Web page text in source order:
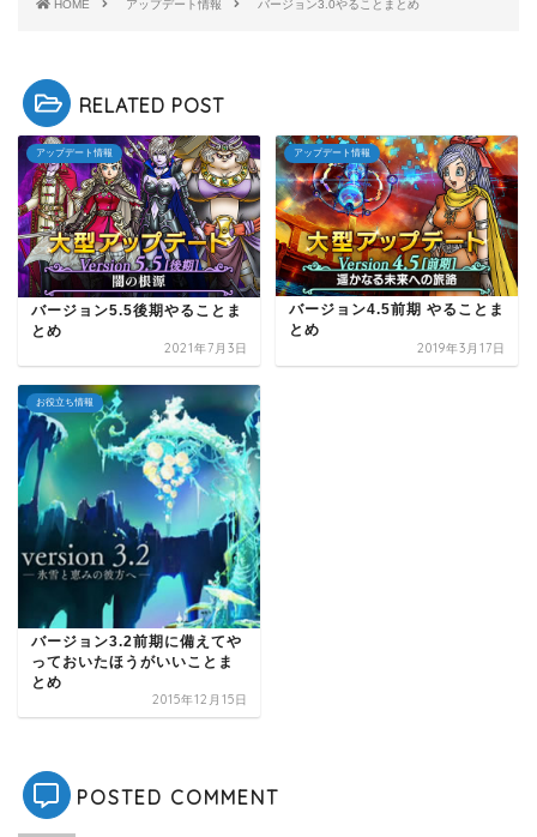
HOME アップデート情報 バージョン3.0やることまとめ
RELATED POST
アップデート情報
バージョン5.5後期やることま
とめ
2021年7月3日
アップデート情報
バージョン4.5前期 やることま
とめ
2019年3月17日
お役立ち情報
バージョン3.2前期に備えてや
っておいたほうがいいことま
とめ
2015年12月15日
POSTED COMMENT